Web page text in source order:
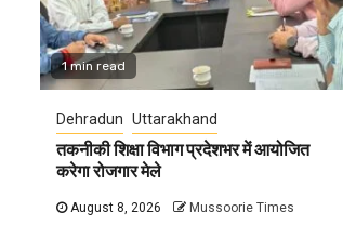
1 min read
Dehradun Uttarakhand
तकनीकी शिक्षा विभाग प्रदेशभर में आयोजित
करेगा रोजगार मेले
August 8, 2026 Mussoorie Times